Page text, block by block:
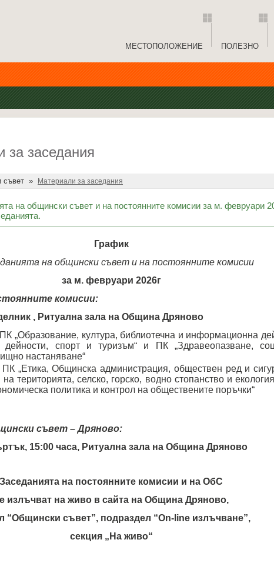
МЕСТОПОЛОЖЕНИЕ ПОЛЕЗНО
за заседания
съвет » Материали за заседания
на общински съвет и на постоянните комисии за м. февруари
График
на общински съвет и на постоянните комисии
за м. февруари 2026г
комисии:
, Ритуална зала на Община Дряново
ПК „Образование, култура, библиотечна и информационна
спорт и туризъм“ и ПК „Здравеопазване,
настаняване“
ПК „Етика, Общинска администрация, обществен ред и
на територията, селско, горско, водно стопанство и
политика и контрол на обществените поръчки“
съвет – Дряново:
15:00 часа, Ритуална зала на Община Дряново
Заседанията на постоянните комисии и на ОбС
излъчват на живо в сайта на Община Дряново,
“Общински съвет”, подраздел “On-line излъчване”,
секция „На живо“